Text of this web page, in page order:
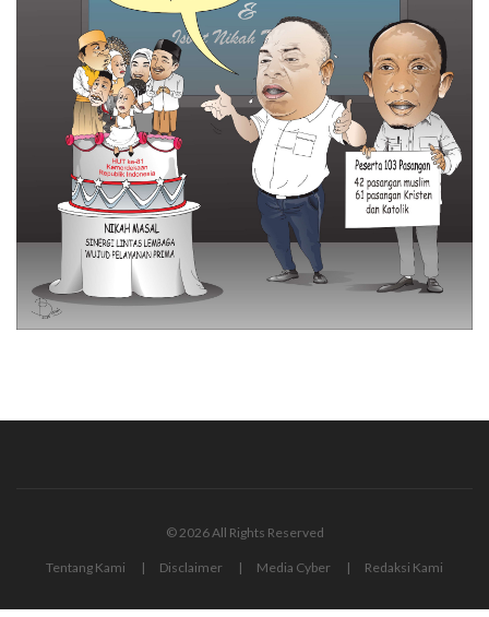
© 2026 All Rights Reserved
Tentang Kami Disclaimer Media Cyber Redaksi Kami